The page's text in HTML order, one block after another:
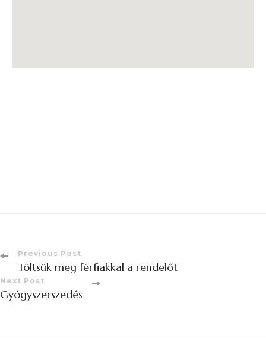
Previous Post
Töltsük meg férfiakkal a rendelőt
Next Post
Gyógyszerszedés